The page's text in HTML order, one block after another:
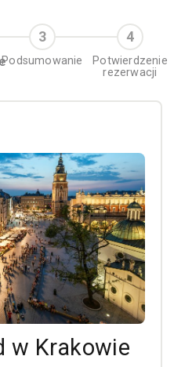
Podsumowanie
Potwierdzenie
rezerwacji
w Krakowie